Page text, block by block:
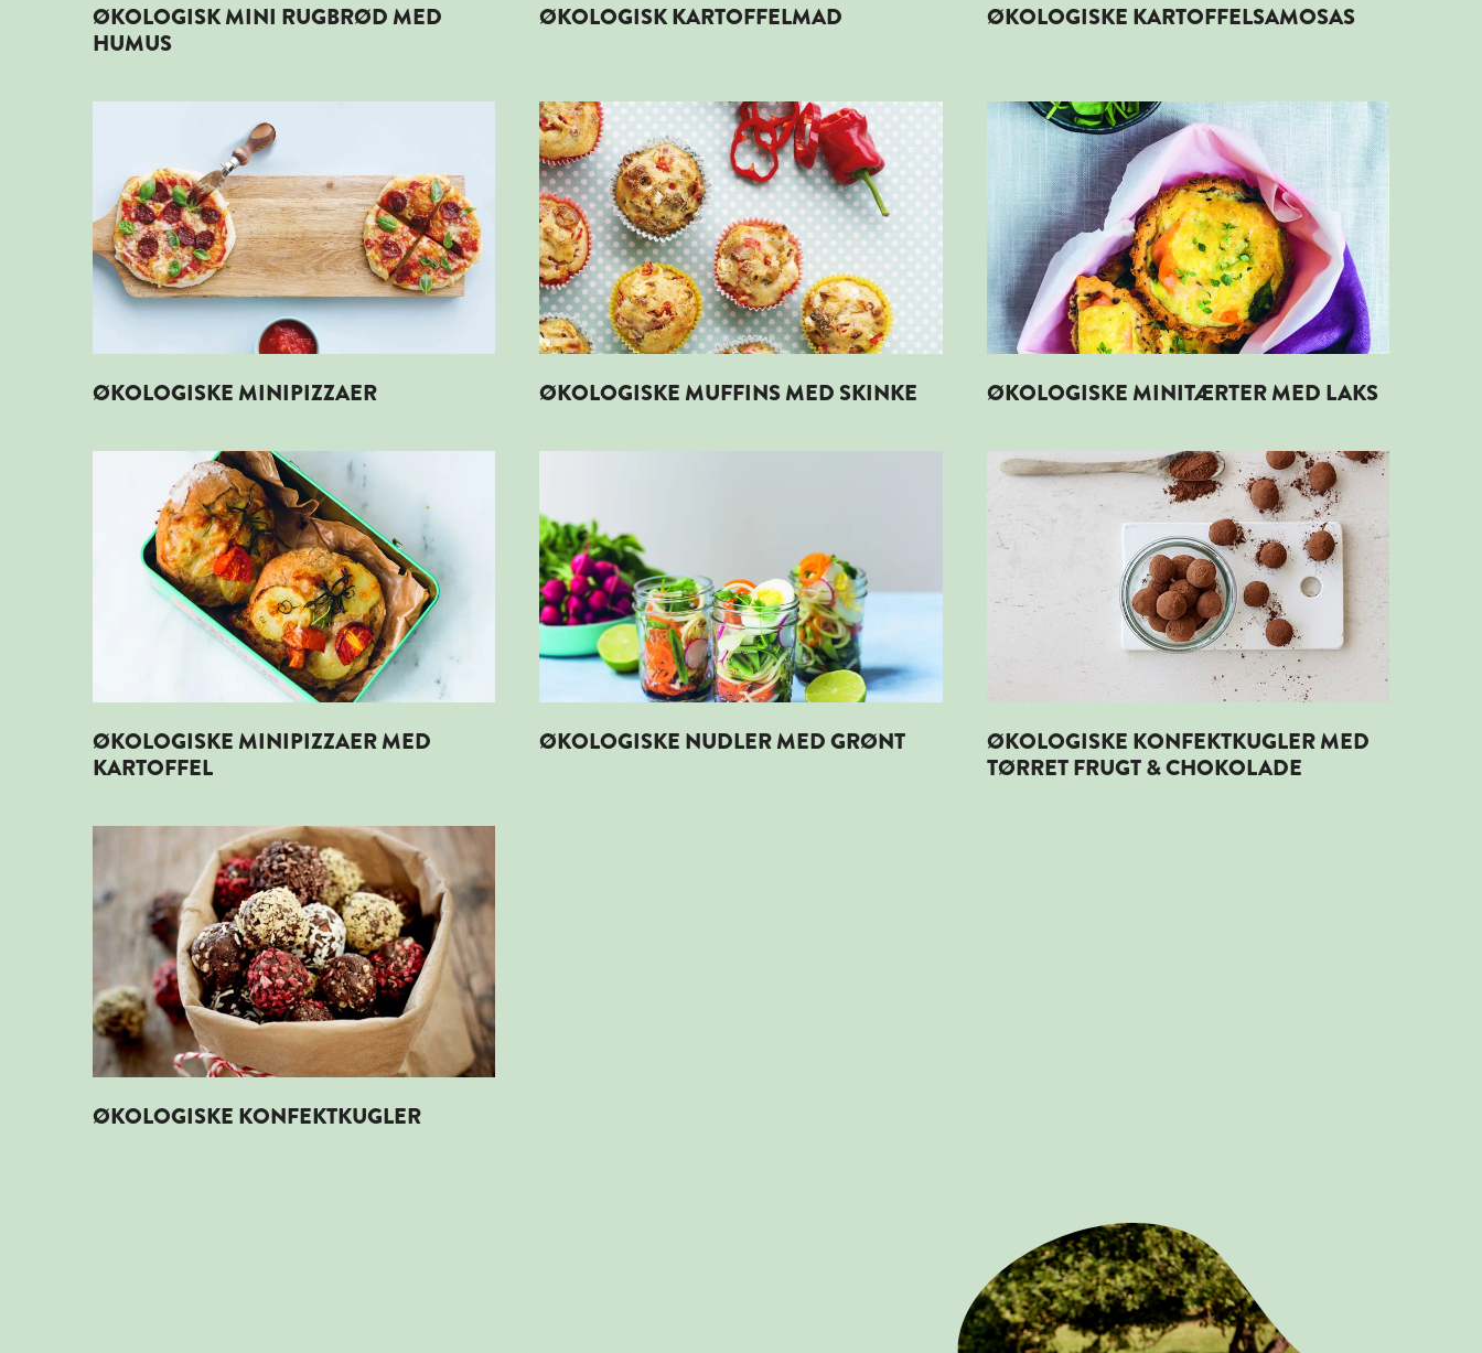
ØKOLOGISK MINI RUGBRØD MED
HUMUS
ØKOLOGISK KARTOFFELMAD ØKOLOGISKE KARTOFFELSAMOSAS
ØKOLOGISKE MINIPIZZAER
Læs mere om ØKOLOGISKE MUFFINS MED SKINKE
ØKOLOGISKE MUFFINS MED SKINKE
Læs mere om ØKOLOGISKE MINITÆRTER MED LAKS
ØKOLOGISKE MINITÆRTER MED LAKS
Læs mere om ØKOLOGISKE MINIPIZZAER MED KARTOFFEL
ØKOLOGISKE MINIPIZZAER MED
KARTOFFEL
ØKOLOGISKE NUDLER MED GRØNT
Læs mere om ØKOLOGISKE KONFEKTKUGLER MED
ØKOLOGISKE KONFEKTKUGLER MED
TØRRET FRUGT & CHOKOLADE
Læs mere om ØKOLOGISKE KONFEKTKUGLER
ØKOLOGISKE KONFEKTKUGLER